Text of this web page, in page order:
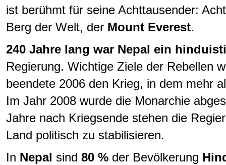
ist berühmt für seine Achttausender:
Berg der Welt, der Mount Everest.
240 Jahre lang war Nepal ein
Regierung. Wichtige Ziele der Rebellen
beendete 2006 den Krieg, in dem mehr
Im Jahr 2008 wurde die Monarchie
Jahre nach Kriegsende stehen die
Land politisch zu stabilisieren.
In Nepal sind 80 % der Bevölkerung